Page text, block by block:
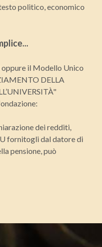
politico, economico
il Modello Unico
DELLA
dei redditi,
fornitogli dal datore di
pensione, può